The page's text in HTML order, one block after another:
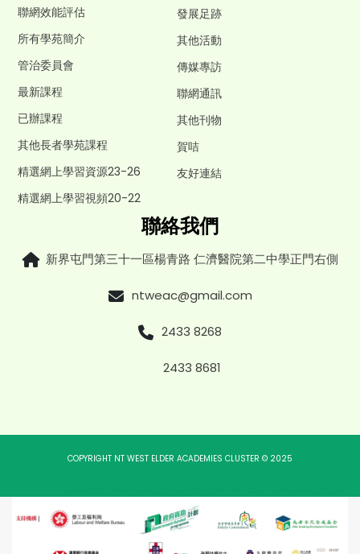
聯網效能評估
所有學苑簡介
管治委員會
最新課程
已辦課程
其他長者學苑課程
精選網上學習資源23-26
精選網上學習視頻20-22
發展足跡
其他活動
傳媒專訪
聯網通訊
其他刊物
賀咭
友好連結
聯絡我們
新界屯門第三十一區楊青路 仁濟醫院第二中學正門右側
ntweac@gmail.com
2433 8268
2433 8681
COPYRIGHT NT WEST ELDER ACADEMIES CLUSTER © 2025